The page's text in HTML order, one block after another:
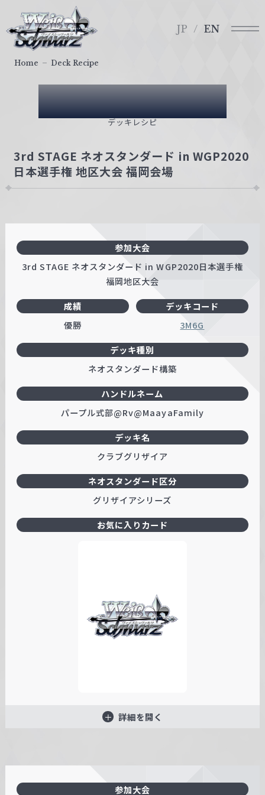
ァ
イ
｜
e
JP EN
Deck Recipe
デッキレシピ
Home Deck Recipe
3rd STAGE ネオスタンダード in WGP2020
日本選手権 地区大会 福岡会場
参加大会
3rd STAGE ネオスタンダード in WGP2020日本選手権
福岡地区大会
成績
優勝
ハンドルネーム
パープル式部@Rv@MaayaFamily
デッキコード
3M6G
デッキ名
クラブグリザイア
デッキ種別
ネオスタンダード構築
ネオスタンダード区分
グリザイアシリーズ
お気に入りカード
詳細を開く
参加大会